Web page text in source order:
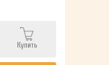
Купить